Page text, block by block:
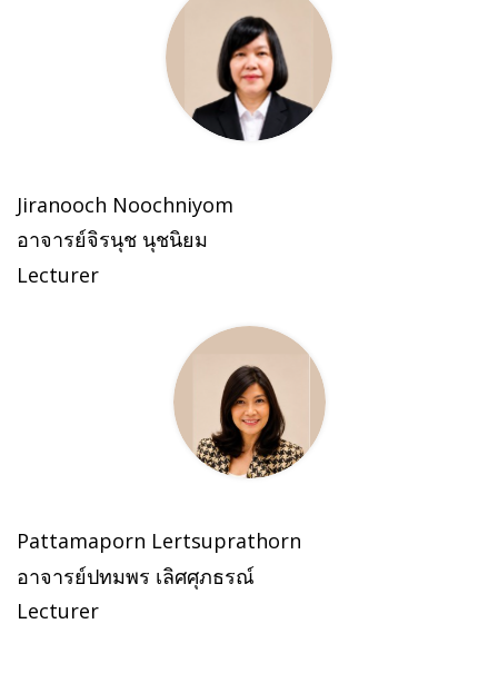
Jiranooch Noochniyom
อาจารย์จิรนุช นุชนิยม
Lecturer
Pattamaporn Lertsuprathorn
อาจารย์ปทมพร เลิศศุภธรณ์
Lecturer